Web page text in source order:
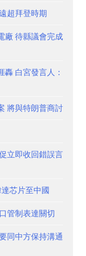
超拜登時期
廠 待縣議會完成
白宮發言人：
將與特朗普商討
立即收回錯誤言
芯片至中國
管制表達關切
同中方保持溝通